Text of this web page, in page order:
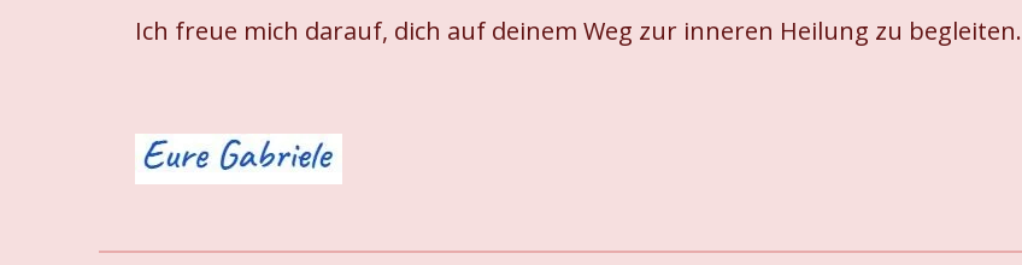
Ich freue mich darauf, dich auf deinem Weg zur inneren Heilung zu begleiten.